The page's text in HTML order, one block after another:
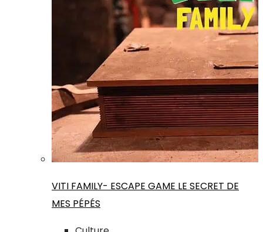
VITI FAMILY- ESCAPE GAME LE SECRET DE
MES PÉPÉS